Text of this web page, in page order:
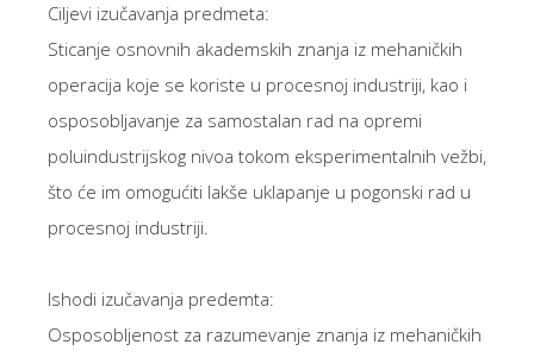
Ciljevi izučavanja predmeta:
Sticanje osnovnih akademskih znanja iz mehaničkih
operacija koje se koriste u procesnoj industriji, kao i
osposobljavanje za samostalan rad na opremi
poluindustrijskog nivoa tokom eksperimentalnih vežbi,
što će im omogućiti lakše uklapanje u pogonski rad u
procesnoj industriji.
Ishodi izučavanja predemta:
Osposobljenost za razumevanje znanja iz mehaničkih